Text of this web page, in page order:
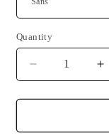
Quantity
Quantity
Decrease
quantity
for
Phare